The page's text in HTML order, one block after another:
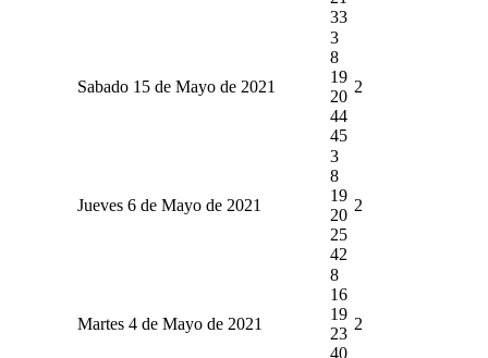
33
Sabado 15 de Mayo de 2021
3
8
19
20
44
45
2
Jueves 6 de Mayo de 2021
3
8
19
20
25
42
2
Martes 4 de Mayo de 2021
8
16
19
23
40
2